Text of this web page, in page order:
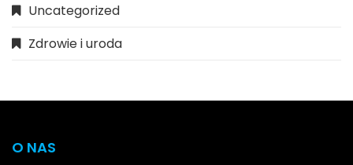
Uncategorized
Zdrowie i uroda
O NAS